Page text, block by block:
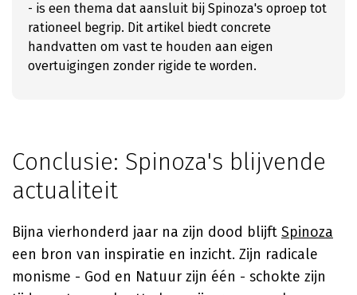
- is een thema dat aansluit bij Spinoza's oproep tot
rationeel begrip. Dit artikel biedt concrete
handvatten om vast te houden aan eigen
overtuigingen zonder rigide te worden.
Conclusie: Spinoza's blijvende
actualiteit
Bijna vierhonderd jaar na zijn dood blijft Spinoza
een bron van inspiratie en inzicht. Zijn radicale
monisme - God en Natuur zijn één - schokte zijn